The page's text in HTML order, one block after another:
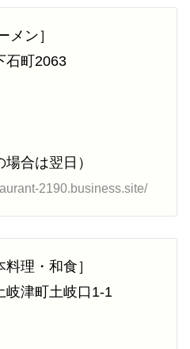
メン］
石町2063
合は翌日）
2190.business.site/
理・和食］
岐津町土岐口1-1